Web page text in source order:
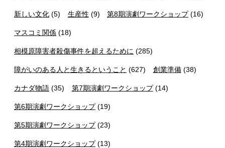
新しい文化 (5) 生産性 (9) 第8期演劇ワークショップ(16)
マスコミ関係 (18)
相模原障害者殺傷事件を超えるために (285)
障がいのある人と生きるということ (627) 創業準備(38)
カナダ物語 (35) 第7期演劇ワークショップ(14)
第6期演劇ワークショップ(19)
第5期演劇ワークショップ(23)
第4期演劇ワークショップ(13)